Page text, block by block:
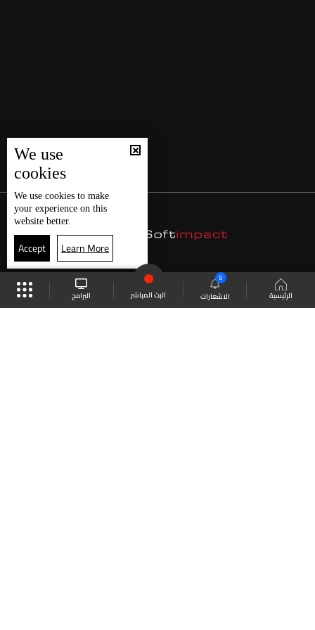
الرئيسية الاشعارات
9
البث المباشر البرامج
We use
cookies
We use cookies to make
your experience on this
website better.
Accept Learn More
موقع البرامج الجدول البث المباشر